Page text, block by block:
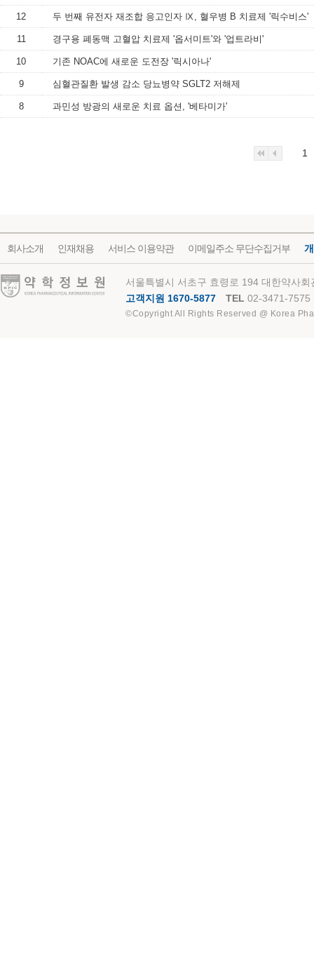
12 두 번째 유전자 재조합 응고인자 Ⅸ, 혈우병 B 치료제 '릭수비스'
11 경구용 폐동맥 고혈압 치료제 '옵서미트'와 '업트라비'
10 기존 NOAC에 새로운 도전장 '릭시아나'
9 심혈관질환 발생 감소 당뇨병약 SGLT2 저해제
8 과민성 방광의 새로운 치료 옵션, '베타미가'
1
회사소개 인재채용 서비스 이용약관 이메일주소 무단수집거부
약학정보원
서울특별시 서초구 효령로 194 대한약사
고객지원 1670-5877
TEL 02-3471-7575
©Copyright All Rights Reserved @ Korea